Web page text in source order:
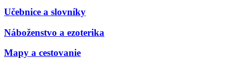
Učebnice a slovníky
Náboženstvo a ezoterika
Mapy a cestovanie